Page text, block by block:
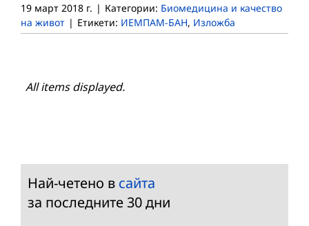
19 март 2018 г. | Категории: Биомедицина и качество
на живот | Етикети: ИЕМПАМ-БАН, Изложба
Най-четено всайта
за последните 30 дни